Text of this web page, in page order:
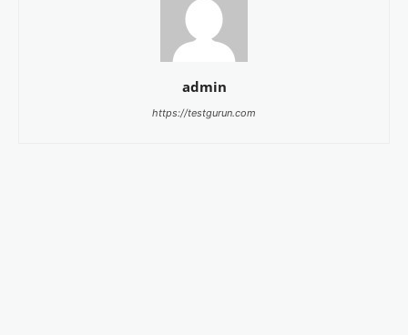
admin
https://testgurun.com